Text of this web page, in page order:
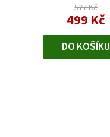
577 Kč
499 Kč
DO KOŠÍKU